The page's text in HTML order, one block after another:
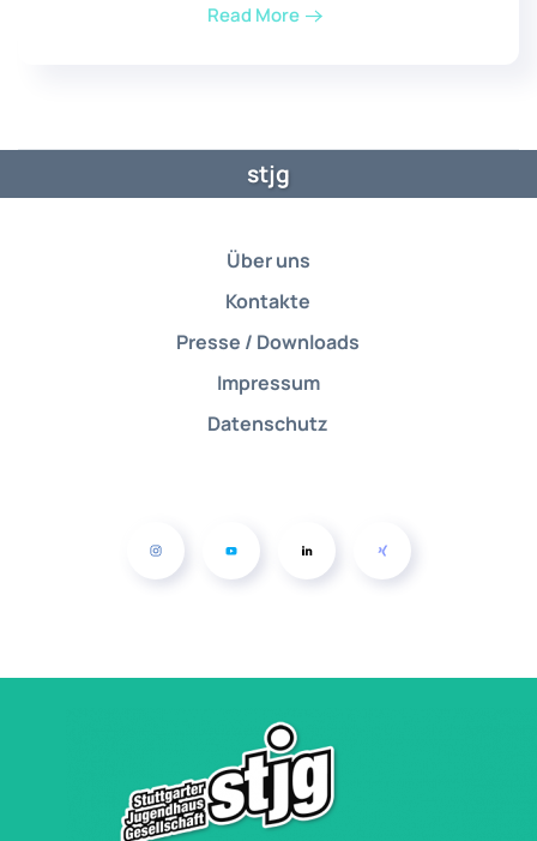
Read More
stjg
Über uns
Kontakte
Presse / Downloads
Impressum
Datenschutz